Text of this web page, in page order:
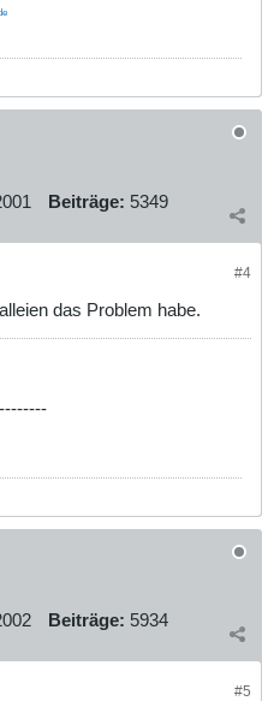
Beiträge: 5349
#4
das Problem habe.
Beiträge: 5934
#5